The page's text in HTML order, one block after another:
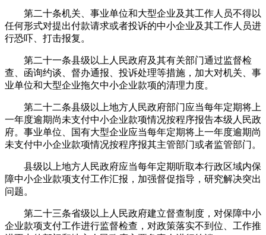
第二十条机关、事业单位和大型企业及其工作人员不得以
任何形式对提出付款请求或者投诉的中小企业及其工作人员进
行恐吓、打击报复。
第二十一条县级以上人民政府及其有关部门通过监督检
查、函询约谈、督办通报、投诉处理等措施，加大对机关、事
业单位和大型企业拖欠中小企业款项的清理力度。
第二十二条县级以上地方人民政府部门应当每年定期将上
一年度逾期尚未支付中小企业款项情况按程序报告本级人民政
府。事业单位、国有大型企业应当每年定期将上一年度逾期尚
未支付中小企业款项情况按程序报其主管部门或者监管部门。
县级以上地方人民政府应当每年定期听取本行政区域内保
障中小企业款项支付工作汇报，加强督促指导，研究解决突出
问题。
第二十三条省级以上人民政府建立督查制度，对保障中小
企业款项支付工作进行监督检查，对政策落实不到位、工作推